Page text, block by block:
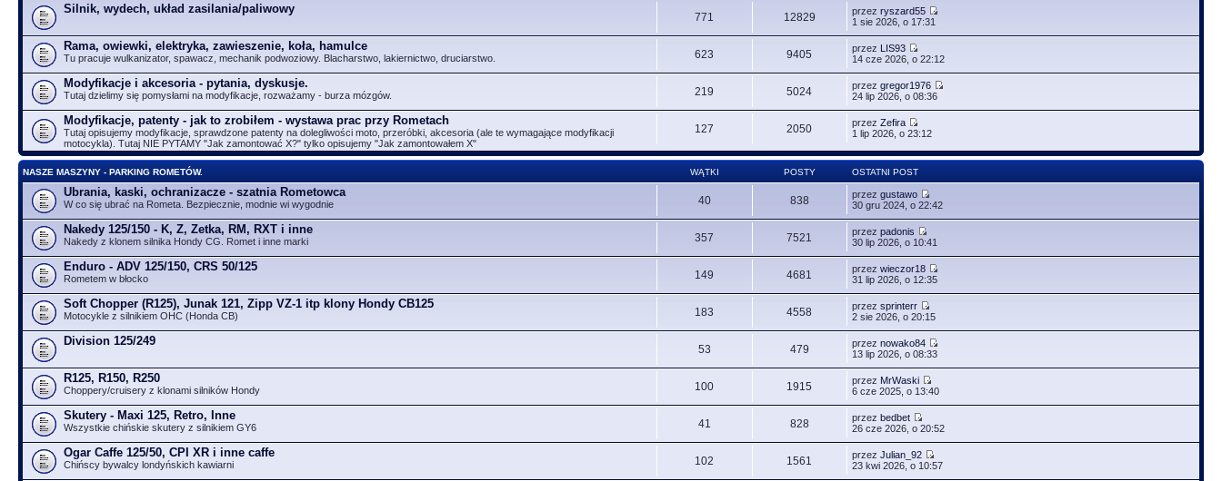
Silnik, wydech, układ zasilania/paliwowy
771 12829 przezryszard55
1 sie 2026, o 17:31
Rama, owiewki, elektryka, zawieszenie, koła, hamulce
Tu pracuje wulkanizator, spawacz, mechanik podwoziowy. Blacharstwo, lakiernictwo, druciarstwo. 623 9405 przez LIS93
14 cze 2026, o 22:12
Modyfikacje i akcesoria - pytania, dyskusje.
Tutaj dzielimy się pomysłami na modyfikacje, rozważamy - burza mózgów. 219 5024 przezgregor1976
24 lip 2026, o 08:36
Modyfikacje, patenty - jak to zrobiłem - wystawa prac przy Rometach
Tutaj opisujemy modyfikacje, sprawdzone patenty na dolegliwości moto, przeróbki, akcesoria (ale te wymagające modyfikacji
motocykla). Tutaj NIE PYTAMY "Jak zamontować X?" tylko opisujemy "Jak zamontowałem X"
127 2050 przezZefira
1 lip 2026, o 23:12
NASZE MASZYNY - PARKING ROMETÓW. WĄTKI POSTY OSTATNI POST
Ubrania, kaski, ochranizacze - szatnia Rometowca
W co się ubrać na Rometa. Bezpiecznie, modnie wi wygodnie 40 838 przezgustawo
30 gru 2024, o 22:42
Nakedy 125/150 - K, Z, Zetka, RM, RXT i inne
Nakedy z klonem silnika Hondy CG. Romet i inne marki 357 7521 przezpadonis
30 lip 2026, o 10:41
Enduro - ADV 125/150, CRS 50/125
Rometem w błocko 149 4681 przezwieczor18
31 lip 2026, o 12:35
Soft Chopper (R125), Junak 121, Zipp VZ-1 itp klony Hondy CB125
Motocykle z silnikiem OHC (Honda CB) 183 4558 przezsprinterr
2 sie 2026, o 20:15
Division 125/249
53 479 przeznowako84
13 lip 2026, o 08:33
R125, R150, R250
Choppery/cruisery z klonami silników Hondy 100 1915 przez MrWaski
6 cze 2025, o 13:40
Skutery - Maxi 125, Retro, Inne
Wszystkie chińskie skutery z silnikiem GY6 41 828 przezbedbet
26 cze 2026, o 20:52
Ogar Caffe 125/50, CPI XR i inne caffe
Chińscy bywalcy londyńskich kawiarni 102 1561 przezJulian_92
23 kwi 2026, o 10:57